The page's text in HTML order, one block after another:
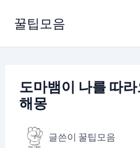
로
꿀팁모음
도마뱀이 나를 따
해몽
글쓴이 꿀팁모음